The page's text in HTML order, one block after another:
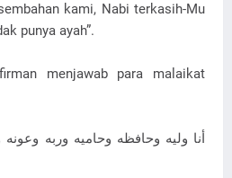
kami, Nabi terkasih-Mu
punya ayah”.
menjawab para malaikat
أنا وليه وحافظه وحاميه وربه وعونه